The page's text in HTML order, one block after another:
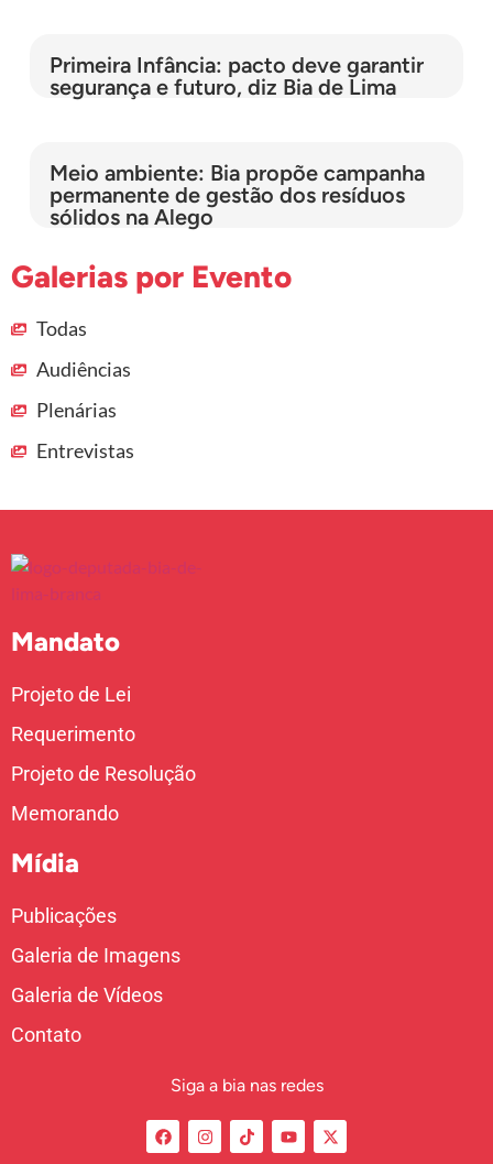
Primeira Infância: pacto deve garantir
segurança e futuro, diz Bia de Lima
Meio ambiente: Bia propõe campanha
permanente de gestão dos resíduos
sólidos na Alego
Galerias por Evento
Todas
Audiências
Plenárias
Entrevistas
Mandato
Projeto de Lei
Requerimento
Projeto de Resolução
Memorando
Mídia
Publicações
Galeria de Imagens
Galeria de Vídeos
Contato
Siga a bia nas redes